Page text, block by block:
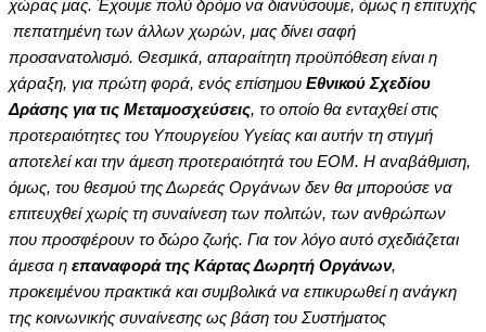
χώρας μας. Έχουμε πολύ δρόμο να διανύσουμε, όμως η επιτυχής
πεπατημένη των άλλων χωρών, μας δίνει σαφή
προσανατολισμό. Θεσμικά, απαραίτητη προϋπόθεση είναι η
χάραξη, για πρώτη φορά, ενός επίσημου Εθνικού Σχεδίου
Δράσης για τις Μεταμοσχεύσεις, το οποίο θα ενταχθεί στις
προτεραιότητες του Υπουργείου Υγείας και αυτήν τη στιγμή
αποτελεί και την άμεση προτεραιότητά του ΕΟΜ. Η αναβάθμιση,
όμως, του θεσμού της Δωρεάς Οργάνων δεν θα μπορούσε να
επιτευχθεί χωρίς τη συναίνεση των πολιτών, των ανθρώπων
που προσφέρουν το δώρο ζωής. Για τον λόγο αυτό σχεδιάζεται
άμεσα η επαναφορά της Κάρτας Δωρητή Οργάνων,
προκειμένου πρακτικά και συμβολικά να επικυρωθεί η ανάγκη
της κοινωνικής συναίνεσης ως βάση του Συστήματος